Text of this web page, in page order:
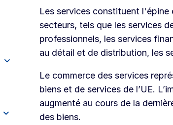
Les services constituent
secteurs, tels que les services
professionnels, les services
au détail et de distribution, les
Le commerce des services
biens et de services de l’UE.
augmenté au cours de la
des biens.